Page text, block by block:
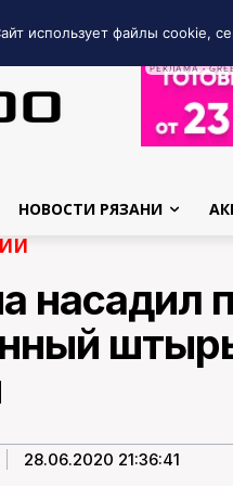
РЕКЛАМА •
НОВОСТИ РЯЗАНИ
насадил
28.06.2020 21:36:41
использует файлы cookie,